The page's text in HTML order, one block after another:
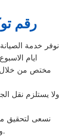
رقم
نوفر خدمة
ايام
مختص من
ولا يستلزم نقل
نسعى لتحقيق
ومواجة طريقة تفكيرنا دائمًا.